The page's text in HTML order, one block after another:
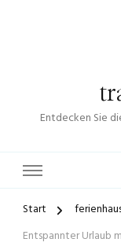
Entdecken Sie
Start
Entspannter Urlaub